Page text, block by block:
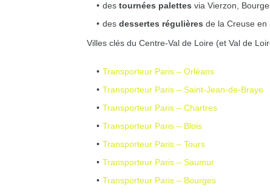
des tournées palettes via Vierzon,
des dessertes régulières de la Creuse en
Villes clés du Centre-Val de Loire (et Val de
Transporteur Paris – Orléans
Transporteur Paris – Saint-Jean-de-Braye
Transporteur Paris – Chartres
Transporteur Paris – Blois
Transporteur Paris – Tours
Transporteur Paris – Saumur
Transporteur Paris – Bourges